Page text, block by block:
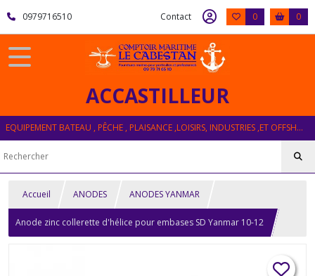
0979716510 Contact 0 0
ACCASTILLEUR
EQUIPEMENT BATEAU , PÊCHE , PLAISANCE ,LOISIRS, INDUSTRIES ,ET OFFSHORE
Accueil ANODES ANODES YANMAR
Anode zinc collerette d'hélice pour embases SD Yanmar 10-12